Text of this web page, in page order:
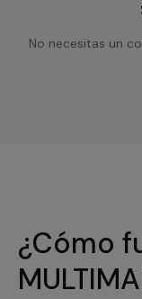
No necesitas un
¿Cómo